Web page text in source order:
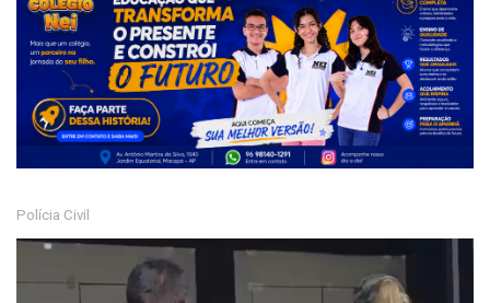
Polícia Civil